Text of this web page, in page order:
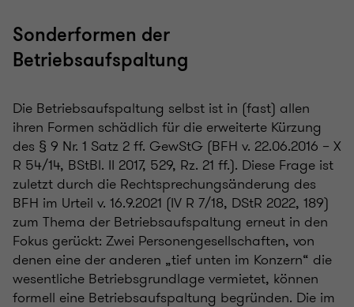
Sonderformen der
Betriebsaufspaltung
Die Betriebsaufspaltung selbst ist in (fast) allen
ihren Formen schädlich für die erweiterte Kürzung
des § 9 Nr. 1 Satz 2 ff. GewStG (BFH v. 22.06.2016 – X
R 54/14, BStBl. II 2017, 529, Rz. 21 ff.). Diese Frage ist
zuletzt durch die Rechtsprechungsänderung des
BFH im Urteil v. 16.9.2021 (IV R 7/18, DStR 2022, 189)
zum Thema der Betriebsaufspaltung erneut in den
Fokus gerückt: Zwei Personengesellschaften, von
denen eine der anderen „tief unten im Konzern“ die
wesentliche Betriebsgrundlage vermietet, können
formell eine Betriebsaufspaltung begründen. Die im